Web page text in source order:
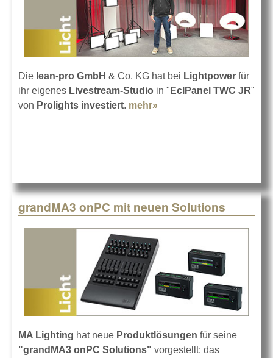
Die lean-pro GmbH & Co. KG hat bei Lightpower für
ihr eigenes Livestream-Studio in " EclPanel TWC JR"
von Prolights investiert. mehr»
grandMA3 onPC mit neuen Solutions
MA Lighting hat neue Produktlösungen für seine
"grandMA3 onPC Solutions" vorgestellt: das